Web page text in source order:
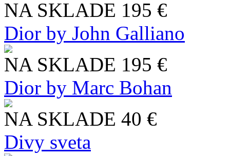
NA SKLADE 195 €
Dior by John Galliano
NA SKLADE 195 €
Dior by Marc Bohan
NA SKLADE 40 €
Divy sveta